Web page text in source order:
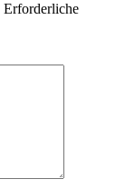
Erforderliche